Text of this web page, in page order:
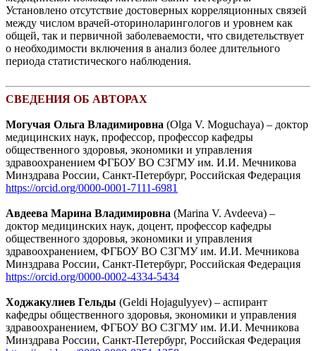
Установлено отсутствие достоверных корреляционных связей
между числом врачей-оториноларингологов и уровнем как
общей, так и первичной заболеваемости, что свидетельствует
о необходимости включения в анализ более длительного
периода статистического наблюдения.
СВЕДЕНИЯ ОБ АВТОРАХ
Могучая Ольга Владимировна (Olga V. Moguchaya) – доктор
медицинских наук, профессор, профессор кафедры
общественного здоровья, экономики и управления
здравоохранением ФГБОУ ВО СЗГМУ им. И.И. Мечникова
Минздрава России, Санкт-Петербург, Российская Федерация
https://orcid.org/0000-0001-7111-6981
Авдеева Марина Владимировна (Marina V. Avdeeva) –
доктор медицинских наук, доцент, профессор кафедры
общественного здоровья, экономики и управления
здравоохранением, ФГБОУ ВО СЗГМУ им. И.И. Мечникова
Минздрава России, Санкт-Петербург, Российская Федерация
https://orcid.org/0000-0002-4334-5434
Ходжакулиев Гельды (Geldi Hojagulyyev) – аспирант
кафедры общественного здоровья, экономики и управления
здравоохранением, ФГБОУ ВО СЗГМУ им. И.И. Мечникова
Минздрава России, Санкт-Петербург, Российская Федерация